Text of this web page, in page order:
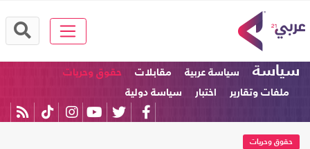
سياسة سياسة عربية مقابلات
حقوق وحريات
ملفات وتقارير
اختبار سياسة دولية
حقوق وحريات